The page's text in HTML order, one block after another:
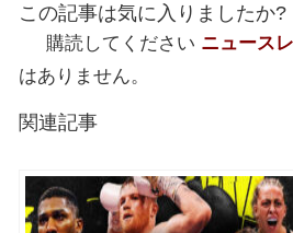
この記事は気に入りましたか?
購読してください ニュース
はありません。
関連記事